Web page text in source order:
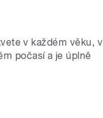
v každém věku, v
počasí a je úplně